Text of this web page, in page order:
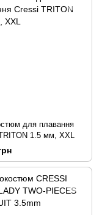
для плавання
1.5 мм, XXL